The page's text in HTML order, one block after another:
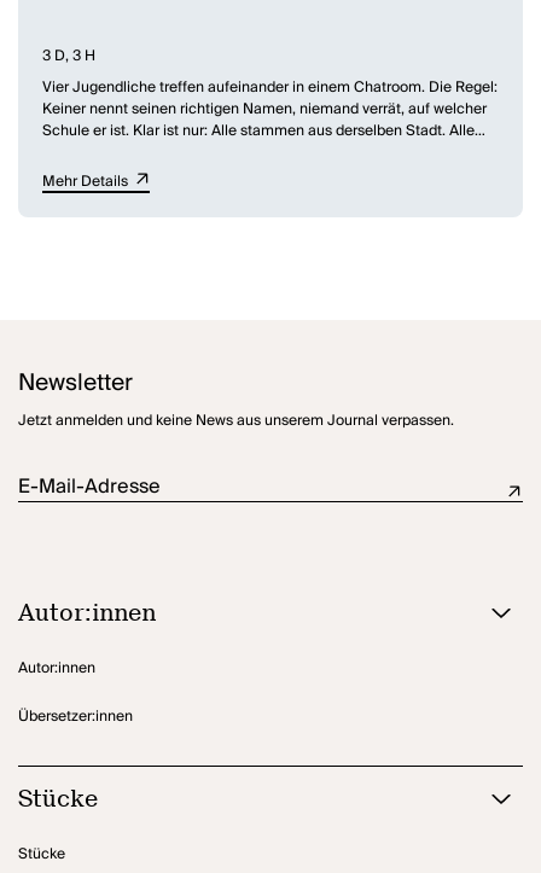
3 D, 3 H
Vier Jugendliche treffen aufeinander in einem Chatroom. Die Regel:
Keiner nennt seinen richtigen Namen, niemand verrät, auf welcher
Schule er ist. Klar ist nur: Alle stammen aus derselben Stadt. Alle
Eva, Emily. Der Chatroom heißt "Die verdammten Besserwisser".
Oberstes Motto: Den anderen kluge Ratschläge erteilen, sich selbst
behaupten.
(Ankündigung der Münchner Kammerspiele)
Mehr Details
Newsletter
Jetzt anmelden und keine News aus unserem Journal verpassen.
E-Mail-Adresse
Autor:innen
Autor:innen
Übersetzer:innen
Stücke
Stücke